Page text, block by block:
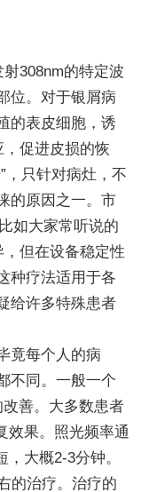
308nm的特定波
位。对于银屑病
的表皮细胞，诱
促进皮损的恢
，只针对病灶，不
的原因之一。市
如大家常听说的
但在设备稳定性
种疗法适用于各
给许多特殊患者
竟每个人的病
不同。一般一个
善。大多数患者
效果。照光频率通
大概2-3分钟。
的治疗。治疗的